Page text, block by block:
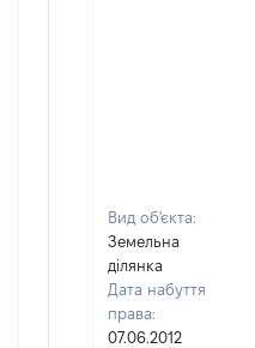
Вид об'єкта:
Земельна
ділянка
Дата набуття
права:
07.06.2012